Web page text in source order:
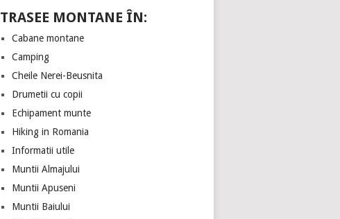
TRASEE MONTANE ÎN:
Cabane montane
Camping
Cheile Nerei-Beusnita
Drumetii cu copii
Echipament munte
Hiking in Romania
Informatii utile
Muntii Almajului
Muntii Apuseni
Muntii Baiului